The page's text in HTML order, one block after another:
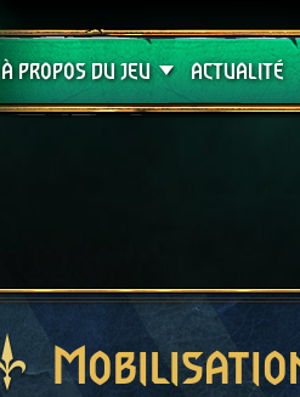
À PROPOS DU JEU
Assistance
ACTUALITÉ